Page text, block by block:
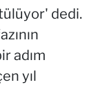
dedi.
adım
yıl